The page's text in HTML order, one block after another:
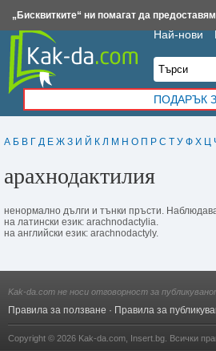
А Б В Г Д Е Ж З И Й К Л М Н О П Р С Т У Ф Х Ц
арахнодактилия
не­нормално дълги и тънки пръсти.
на латински език: arachnodactylia.
на английски език: arachnodactyly.
Най-нови
ПОДАРЪК
Insert.bg Framar.bg Kak-da.com
Kak-da.com не носи отговорност за
Правила за ползване · Правила за
Copyright © 2026 Kak-da.com Insert.bg . Всички
„Бисквитките“ ни помагат да